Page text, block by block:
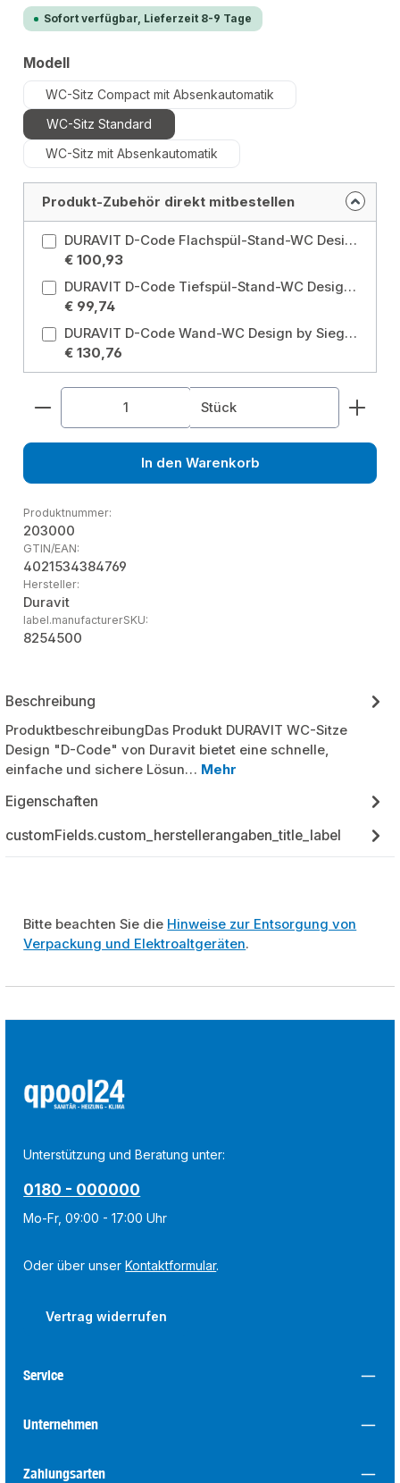
Sofort verfügbar, Lieferzeit 8-9 Tage
Modellauswählen
WC-Sitz Compact mit Absenkautomatik
WC-Sitz Standard
WC-Sitz mit Absenkautomatik
Produkt-Zubehör direkt mitbestellen
DURAVIT D-Code Flachspül-Stand-WC Design by Sieger Design Modell: Stand-WC Flachspüler
€ 100,93
DURAVIT D-Code Tiefspül-Stand-WC Design by Sieger Design Modell: Stand-WC Tiefspüler
€ 99,74
DURAVIT D-Code Wand-WC Design by Sieger Design, Tiefspüler aus Sanitärkeramik wandhängend für 4,5 Liter Spülwasser Modell: Wand-WC Tiefspüler
€ 130,76
Produkt Anzahl: Gib den gewünschten Wert
Stück
In den Warenkorb
Produktnummer:
203000
GTIN/EAN:
4021534384769
Hersteller:
Duravit
label.manufacturerSKU:
8254500
Beschreibung
ProduktbeschreibungDas Produkt DURAVIT WC-Sitze
Design "D-Code" von Duravit bietet eine schnelle,
einfache und sichere Lösun… Mehr
Eigenschaften
customFields.custom_herstellerangaben_title_label
Bitte beachten Sie die Hinweise zur Entsorgung von
Verpackung und Elektroaltgeräten.
Unterstützung und Beratung unter:
0180 - 000000
Mo-Fr, 09:00 - 17:00 Uhr
Oder über unserKontaktformular.
Vertrag widerrufen
Service
Unternehmen
Zahlungsarten